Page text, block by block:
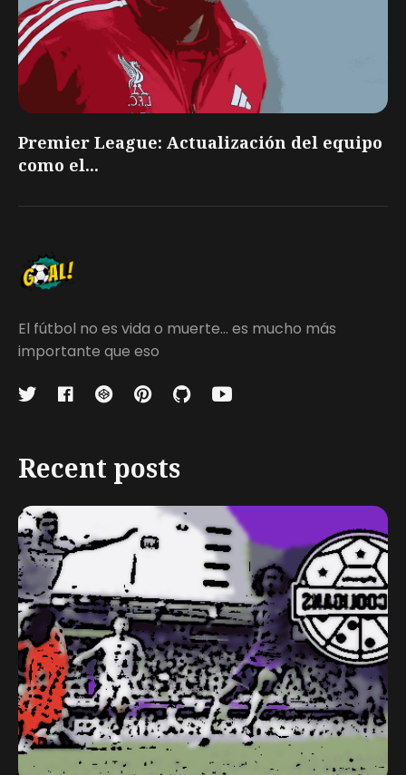
Premier League: Actualización del equipo
como el...
El fútbol no es vida o muerte... es mucho más
importante que eso
Recent posts